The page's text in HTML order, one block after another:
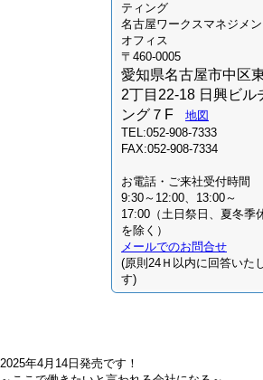
ティング
名古屋ワークスマネジメン
オフィス
〒460-0005
愛知県名古屋市中区
2丁目22-18 日興ビル
ング７F
地図
TEL:052-908-7333
FAX:052-908-7334
お電話・ご来社受付時間
9:30～12:00、13:00～
17:00（土日祭日、夏冬季
を除く）
メールでのお問合せ
(原則24Ｈ以内に回答いた
す)
2025年4月14日発売です！